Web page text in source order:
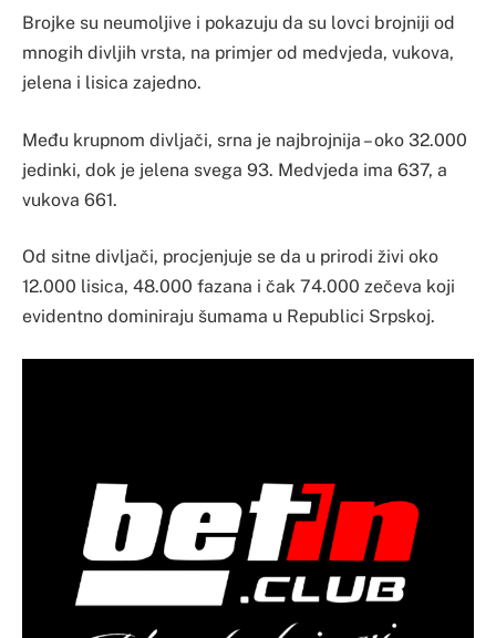
Brojke su neumoljive i pokazuju da su lovci brojniji od
mnogih divljih vrsta, na primjer od medvjeda, vukova,
jelena i lisica zajedno.
Među krupnom divljači, srna je najbrojnija – oko 32.000
jedinki, dok je jelena svega 93. Medvjeda ima 637, a
vukova 661.
Od sitne divljači, procjenjuje se da u prirodi živi oko
12.000 lisica, 48.000 fazana i čak 74.000 zečeva koji
evidentno dominiraju šumama u Republici Srpskoj.